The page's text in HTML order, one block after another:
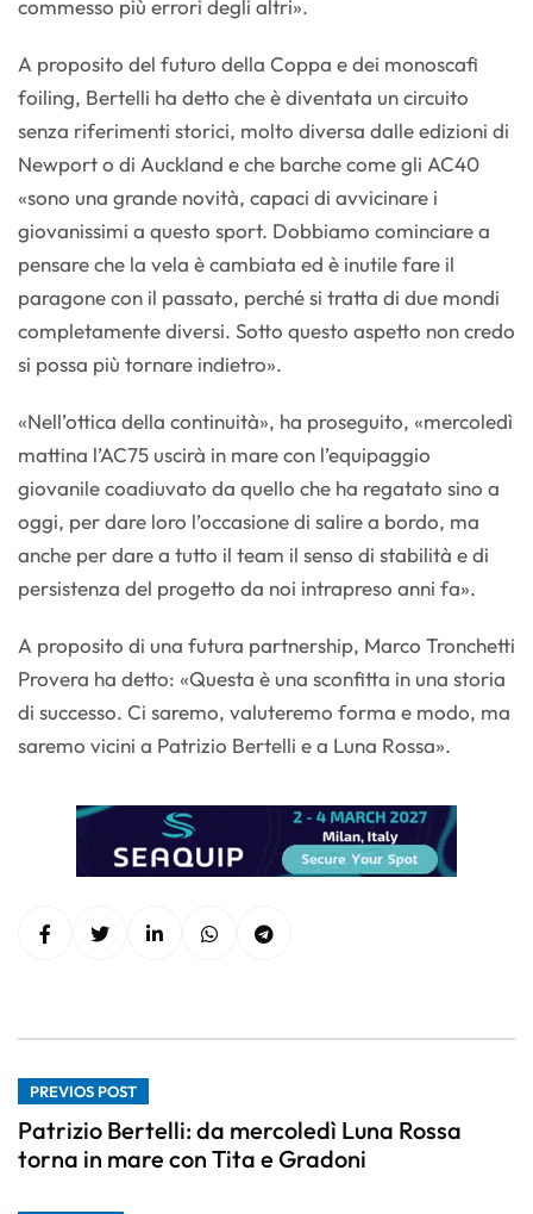
commesso più errori degli altri».
A proposito del futuro della Coppa e dei monoscafi
foiling, Bertelli ha detto che è diventata un circuito
senza riferimenti storici, molto diversa dalle edizioni di
Newport o di Auckland e che barche come gli AC40
«sono una grande novità, capaci di avvicinare i
giovanissimi a questo sport. Dobbiamo cominciare a
pensare che la vela è cambiata ed è inutile fare il
paragone con il passato, perché si tratta di due mondi
completamente diversi. Sotto questo aspetto non credo
si possa più tornare indietro».
«Nell’ottica della continuità», ha proseguito, «mercoledì
mattina l’AC75 uscirà in mare con l’equipaggio
giovanile coadiuvato da quello che ha regatato sino a
oggi, per dare loro l’occasione di salire a bordo, ma
anche per dare a tutto il team il senso di stabilità e di
persistenza del progetto da noi intrapreso anni fa».
A proposito di una futura partnership, Marco Tronchetti
Provera ha detto: «Questa è una sconfitta in una storia
di successo. Ci saremo, valuteremo forma e modo, ma
saremo vicini a Patrizio Bertelli e a Luna Rossa».
PREVIOS POST
Patrizio Bertelli: da mercoledì Luna Rossa
torna in mare con Tita e Gradoni